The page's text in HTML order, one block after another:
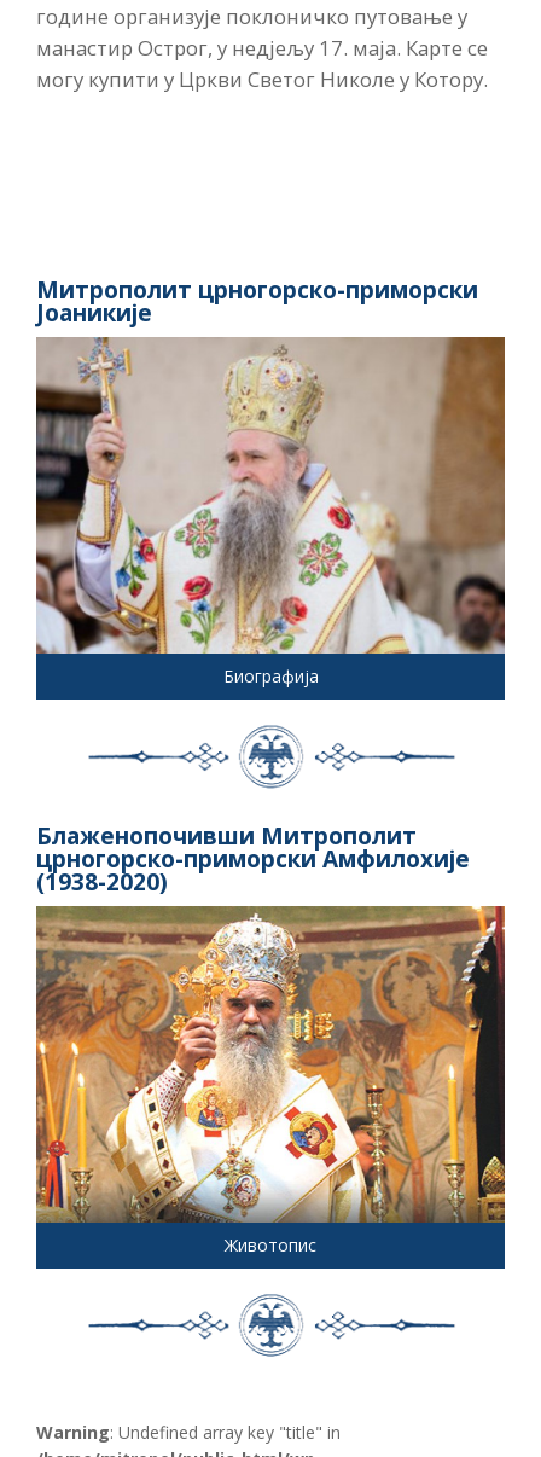
године организује поклоничко путовање у
манастир Острог, у недјељу 17. маја. Карте се
могу купити у Цркви Светог Николе у Котору.
Митрополит црногорско-приморски
Јоаникије
Биографија
Блаженопочивши Митрополит
црногорско-приморски Амфилохије
(1938-2020)
Животопис
Warning: Undefined array key "title" in